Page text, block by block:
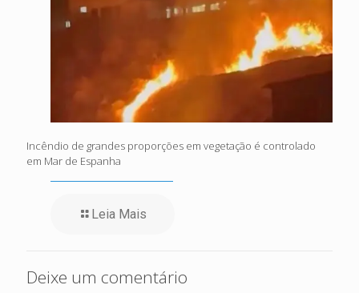
Incêndio de grandes proporções em vegetação é controlado
em Mar de Espanha
Leia Mais
Deixe um comentário